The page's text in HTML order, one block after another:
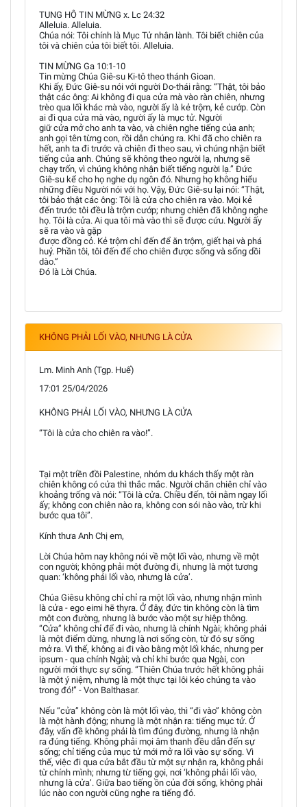
TUNG HÔ TIN MỪNG x. Lc 24:32
Alleluia. Alleluia.
Chúa nói: Tôi chính là Mục Tử nhân lành. Tôi biết chiên của
tôi và chiên của tôi biết tôi. Alleluia.
TIN MỪNG Ga 10:1-10
Tin mừng Chúa Giê-su Ki-tô theo thánh Gioan.
Khi ấy, Đức Giê-su nói với người Do-thái rằng: “Thật, tôi bảo
thật các ông: Ai không đi qua cửa mà vào ràn chiên, nhưng
trèo qua lối khác mà vào, người ấy là kẻ trộm, kẻ cướp. Còn
ai đi qua cửa mà vào, người ấy là mục tử. Người
giữ cửa mở cho anh ta vào, và chiên nghe tiếng của anh;
anh gọi tên từng con, rồi dẫn chúng ra. Khi đã cho chiên ra
hết, anh ta đi trước và chiên đi theo sau, vì chúng nhận biết
tiếng của anh. Chúng sẽ không theo người lạ, nhưng sẽ
chạy trốn, vì chúng không nhận biết tiếng người lạ.” Đức
Giê-su kể cho họ nghe dụ ngôn đó. Nhưng họ không hiểu
những điều Người nói với họ. Vậy, Đức Giê-su lại nói: “Thật,
tôi bảo thật các ông: Tôi là cửa cho chiên ra vào. Mọi kẻ
đến trước tôi đều là trộm cướp; nhưng chiên đã không nghe
họ. Tôi là cửa. Ai qua tôi mà vào thì sẽ được cứu. Người ấy
sẽ ra vào và gặp
được đồng cỏ. Kẻ trộm chỉ đến để ăn trộm, giết hại và phá
huỷ. Phần tôi, tôi đến để cho chiên được sống và sống dồi
dào.”
Đó là Lời Chúa.
KHÔNG PHẢI LỐI VÀO, NHƯNG LÀ CỬA
Lm. Minh Anh (Tgp. Huế)
17:01 25/04/2026
KHÔNG PHẢI LỐI VÀO, NHƯNG LÀ CỬA
“Tôi là cửa cho chiên ra vào!”.
Tại một triền đồi Palestine, nhóm du khách thấy một ràn
chiên không có cửa thì thắc mắc. Người chăn chiên chỉ vào
khoảng trống và nói: “Tôi là cửa. Chiều đến, tôi nằm ngay lối
ấy; không con chiên nào ra, không con sói nào vào, trừ khi
bước qua tôi”.
Kính thưa Anh Chị em,
Lời Chúa hôm nay không nói về một lối vào, nhưng về một
con người; không phải một đường đi, nhưng là một tương
quan: ‘không phải lối vào, nhưng là cửa’.
Chúa Giêsu không chỉ chỉ ra một lối vào, nhưng nhận mình
là cửa - ego eimi hē thyra. Ở đây, đức tin không còn là tìm
một con đường, nhưng là bước vào một sự hiệp thông.
“Cửa” không chỉ để đi vào, nhưng là chính Ngài; không phải
là một điểm dừng, nhưng là nơi sống còn, từ đó sự sống
mở ra. Vì thế, không ai đi vào bằng một lối khác, nhưng per
ipsum - qua chính Ngài; và chỉ khi bước qua Ngài, con
người mới thực sự sống. “Thiên Chúa trước hết không phải
là một ý niệm, nhưng là một thực tại lôi kéo chúng ta vào
trong đó!” - Von Balthasar.
Nếu “cửa” không còn là một lối vào, thì “đi vào” không còn
là một hành động; nhưng là một nhận ra: tiếng mục tử. Ở
đây, vấn đề không phải là tìm đúng đường, nhưng là nhận
ra đúng tiếng. Không phải mọi âm thanh đều dẫn đến sự
sống; chỉ tiếng của mục tử mới mở ra lối vào sự sống. Vì
thế, việc đi qua cửa bắt đầu từ một sự nhận ra, không phải
từ chính mình; nhưng từ tiếng gọi, nơi ‘không phải lối vào,
nhưng là cửa’. Giữa bao tiếng ồn của đời sống, không phải
lúc nào con người cũng nghe ra tiếng đó.